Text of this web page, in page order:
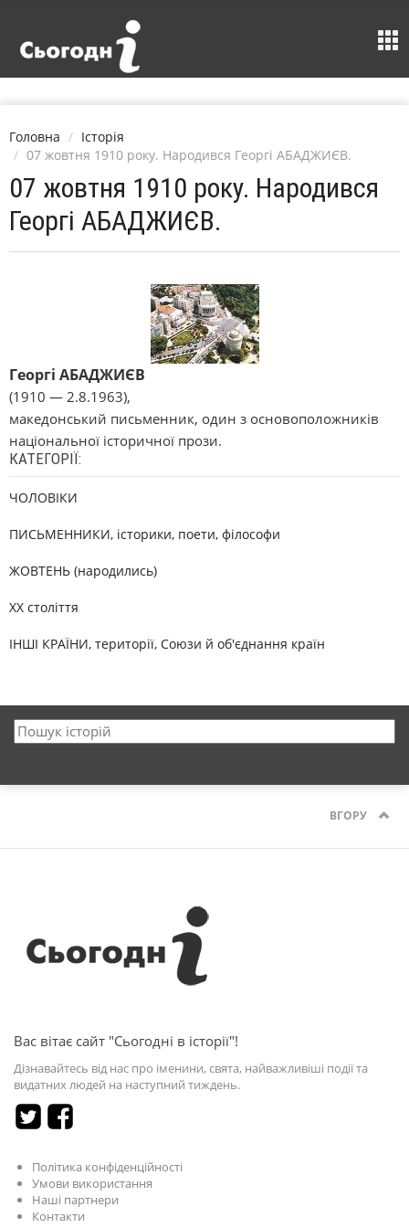
Головна
Історія
07 жовтня 1910 року. Народився Георгі АБАДЖИЄВ.
07 жовтня 1910 року. Народився
Георгі АБАДЖИЄВ.
Георгі АБАДЖИЄВ
(1910 — 2.8.1963),
македонський письменник, один з основоположників
національної історичної прози.
КАТЕГОРІЇ:
ЧОЛОВІКИ
ПИСЬМЕННИКИ, історики, поети, філософи
ЖОВТЕНЬ (народились)
XX століття
ІНШІ КРАЇНИ, території, Союзи й об'єднання країн
ВГОРУ
Вас вітає сайт "Сьогодні в історії"!
Дізнавайтесь від нас про іменини, свята, найважливіші події та
видатних людей на наступний тиждень.
Політика конфіденційності
Умови використання
Наші партнери
Контакти